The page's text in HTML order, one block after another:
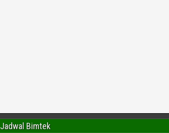
Jadwal Bimtek